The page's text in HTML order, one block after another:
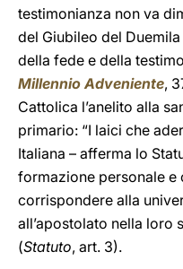
testimonianza non va
del Giubileo del
della fede e della
Millennio Adveniente,
Cattolica l’anelito alla
primario: “I laici che
Italiana – afferma lo
formazione personale e
corrispondere alla
all’apostolato nella loro
(Statuto, art. 3).